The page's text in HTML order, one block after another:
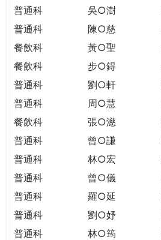
普通科
吳○澍
普通科
陳○慈
餐飲科
黃○聖
餐飲科
步○鍀
普通科
劉○軒
普通科
周○慧
餐飲科
張○濨
普通科
曾○謙
普通科
林○宏
普通科
曾○儀
普通科
羅○延
普通科
劉○妤
普通科
林○筠